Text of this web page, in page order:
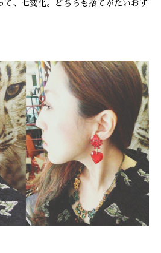
て、七変化。どちらも捨てがたいおす